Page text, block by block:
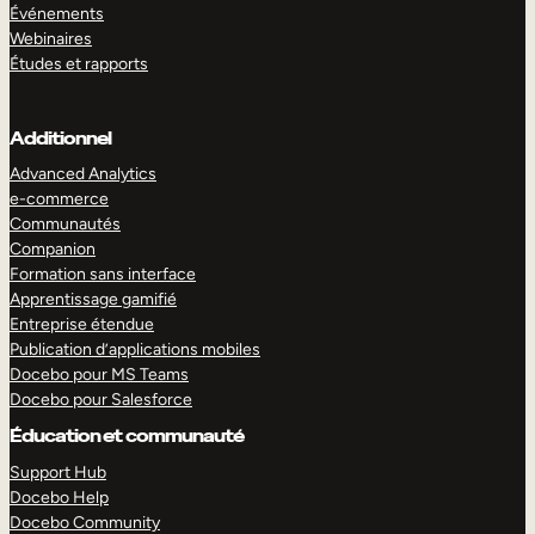
Événements
Webinaires
Études et rapports
Additionnel
Advanced Analytics
e-commerce
Communautés
Companion
Formation sans interface
Apprentissage gamifié
Entreprise étendue
Publication d’applications mobiles
Docebo pour MS Teams
Docebo pour Salesforce
Éducation et communauté
Support Hub
Docebo Help
Docebo Community